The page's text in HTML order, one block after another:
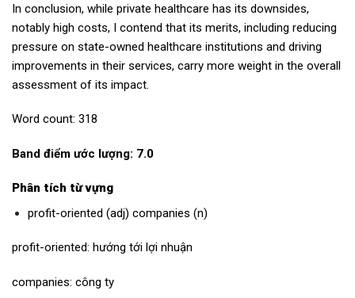
In conclusion, while private healthcare has its downsides,
notably high costs, I contend that its merits, including reducing
pressure on state-owned healthcare institutions and driving
improvements in their services, carry more weight in the overall
assessment of its impact.
Word count: 318
Band điểm ước lượng: 7.0
Phân tích từ vựng
profit-oriented (adj) companies (n)
profit-oriented: hướng tới lợi nhuận
companies: công ty